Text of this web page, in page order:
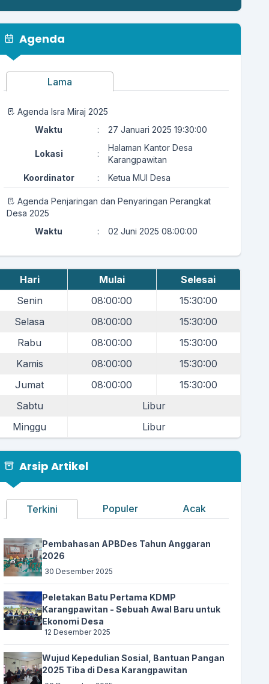
Agenda
Lama
Agenda Isra Miraj 2025
Waktu
: 27 Januari 2025 19:30:00
Lokasi :
Halaman Kantor Desa
Karangpawitan
Koordinator
: Ketua MUI Desa
Agenda Penjaringan dan Penyaringan Perangkat
Desa 2025
Waktu
:
02 Juni 2025 08:00:00
Koordinator
Tim Penjaringan dan
Penyaringan Perangkat Desa
Agenda Milangkala Desa Karangpawitan ke-47
Waktu
: 14 Juni 2025 21:00:00
Lokasi :
Lapang Procit - Desa
Koordinator
: Ketua Karangtaruna
Karangpawitan
15 Juni 2025 21:00:00
Lokasi
:
Kantor Desa Karangpawitan
Agenda Upacara Bendera HUT RI ke 80
Waktu
Lapang Procit - Desa
Koordinator
: Panitia PHBN Desa
Agenda Karangpawitan CUP 2025
Waktu
Lokasi :
Lapang Procit - Desa
Koordinator
: Panitia PHBN Desa
Pangandaranval Nature 13 - memperingati Hari Jadi
(Milangkala) ke-13 Kabupaten Pangandaran
Hari Mulai
Selesai
Senin
08:00:00
15:30:00
Selasa
08:00:00
15:30:00
Rabu
08:00:00
15:30:00
Kamis
08:00:00
15:30:00
Jumat
08:00:00
15:30:00
Sabtu
Libur
Minggu
Libur
Arsip Artikel
Terkini Populer Acak
Pembahasan APBDes Tahun Anggaran
2026
30 Desember 2025
Peletakan Batu Pertama KDMP
Karangpawitan - Sebuah Awal Baru untuk
Ekonomi Desa
12 Desember 2025
Wujud Kepedulian Sosial, Bantuan Pangan
2025 Tiba di Desa Karangpawitan